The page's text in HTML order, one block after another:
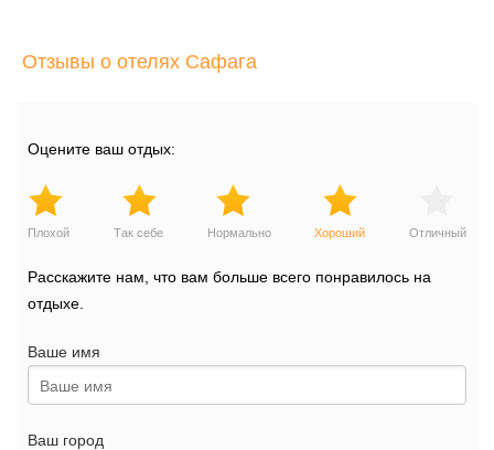
Отправьте свой номер телефона
Эксперт свяжется с вами и сделает
Отзывы о отелях Сафага
Оцените ваш отдых:
Плохой Так себе Нормально Хороший Отличный
Расскажите нам, что вам больше всего понравилось на
отдыхе.
Ваше имя
Ваш город